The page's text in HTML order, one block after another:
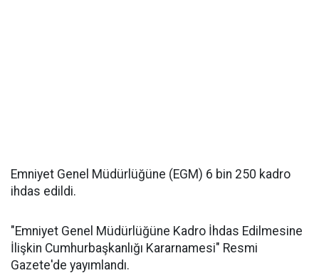
Emniyet Genel Müdürlüğüne (EGM) 6 bin 250 kadro
ihdas edildi.
"Emniyet Genel Müdürlüğüne Kadro İhdas Edilmesine
İlişkin Cumhurbaşkanlığı Kararnamesi" Resmi
Gazete'de yayımlandı.